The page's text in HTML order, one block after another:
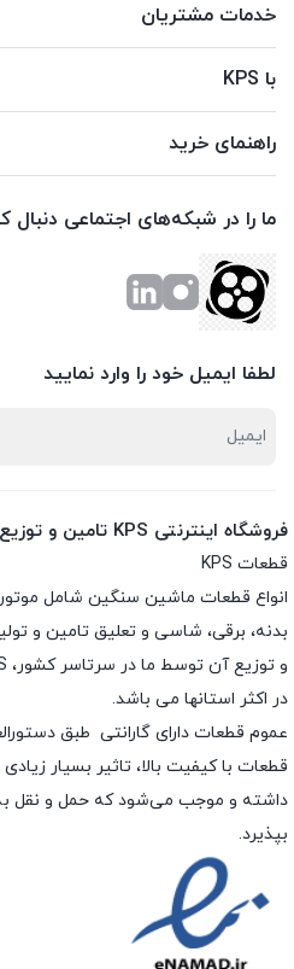
خدمات مشتریان
با KPS
راهنمای خرید
ما را در شبکه‌های اجتماعی دنبال
لطفا ایمیل خود را وارد نمایید
فروشگاه اینترنتی KPS تامین و توزیع قطعات اصلی کامیون
قطعات KPS
انواع قطعات ماشین سنگین شامل
بدنه، برقی، شاسی و تعلیق تامین و
در اکثر استانها می باشد.
عموم قطعات دارای گارانتی طبق
قطعات با کیفیت بالا، تاثیر بسیار
داشته و موجب می‌شود که حمل و نقل
بپذیرد.